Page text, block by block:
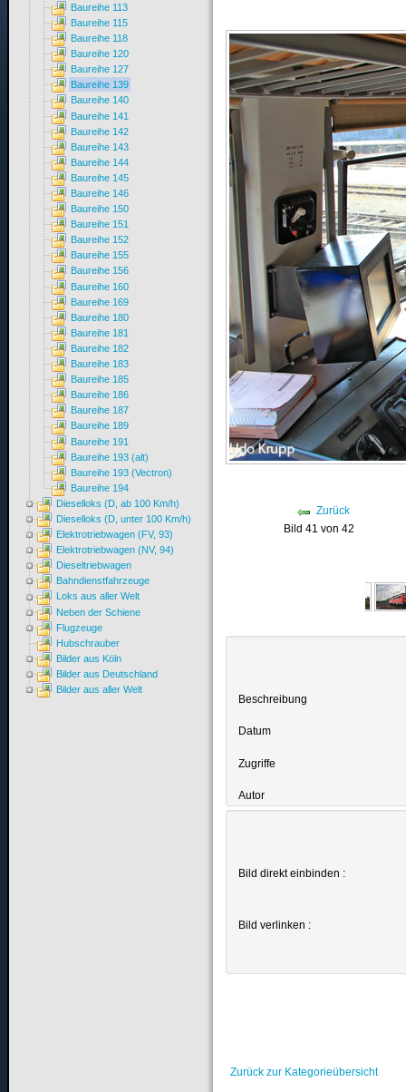
Zurück
Bild 41 von 42
Beschreibung
Datum
Zugriffe
Autor
Bild direkt einbinden :
Bild verlinken :
Zurück zur Kategorieübersicht
Baureihe 113
Baureihe 115
Baureihe 118
Baureihe 120
Baureihe 127
Baureihe 139
Baureihe 140
Baureihe 141
Baureihe 142
Baureihe 143
Baureihe 144
Baureihe 145
Baureihe 146
Baureihe 150
Baureihe 151
Baureihe 152
Baureihe 155
Baureihe 156
Baureihe 160
Baureihe 169
Baureihe 180
Baureihe 181
Baureihe 182
Baureihe 183
Baureihe 185
Baureihe 186
Baureihe 187
Baureihe 189
Baureihe 191
Baureihe 193 (alt)
Baureihe 193 (Vectron)
Baureihe 194
Dieselloks (D, ab 100 Km/h)
Dieselloks (D, unter 100 Km/h)
Elektrotriebwagen (FV, 93)
Elektrotriebwagen (NV, 94)
Dieseltriebwagen
Bahndienstfahrzeuge
Loks aus aller Welt
Neben der Schiene
Flugzeuge
Hubschrauber
Bilder aus Köln
Bilder aus Deutschland
Bilder aus aller Welt